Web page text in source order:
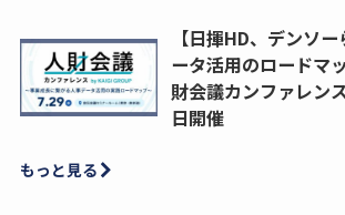
【日揮HD、デンソ
ータ活用のロードマ
財会議カンファレン
日開催
もっと見る